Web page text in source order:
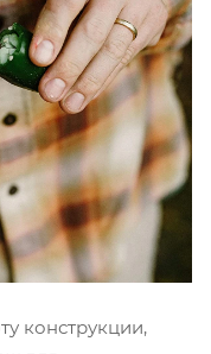
конструкции,